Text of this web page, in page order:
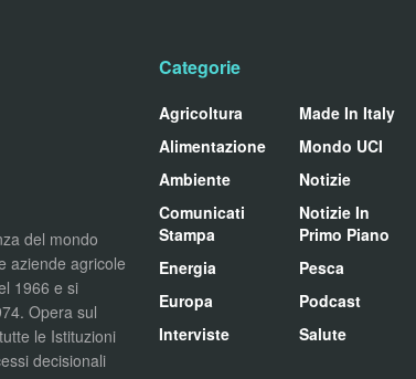
del mondo
aziende agricole
1966 e si
Opera sul
le Istituzioni
decisionali
Categorie
Agricoltura
Alimentazione
Ambiente
Comunicati
Stampa
Energia
Europa
Interviste
Made In Italy
Mondo UCI
Notizie
Notizie In
Primo Piano
Pesca
Podcast
Salute